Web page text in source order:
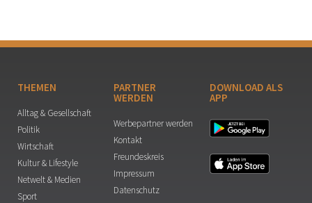
THEMEN
Alltag & Gesellschaft
Politik
Wirtschaft
Kultur & Lifestyle
Netwelt & Medien
Sport
PARTNER
WERDEN
Werbepartner werden
Kontakt
Freundeskreis
Impressum
Datenschutz
DOWNLOAD ALS
APP